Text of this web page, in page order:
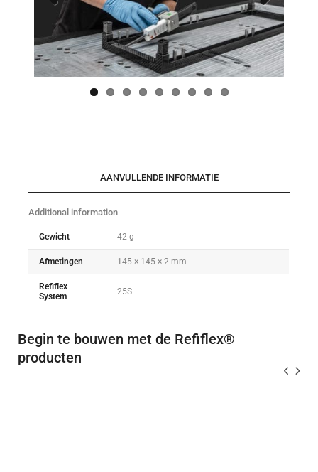
Previo
Next
AANVULLENDE INFORMATIE
Additional information
Gewicht 42 g
Afmetingen 145 × 145 × 2 mm
Refiflex
System
25S
Begin te bouwen met de Refiflex®
producten